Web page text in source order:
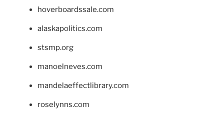
hoverboardssale.com
alaskapolitics.com
stsmp.org
manoelneves.com
mandelaeffectlibrary.com
roselynns.com